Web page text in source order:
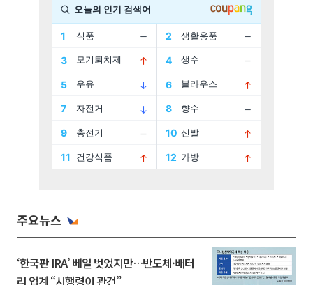
주요뉴스
‘한국판 IRA’ 베일 벗었지만…반도체·배터
리 업계 “시행령이 관건”